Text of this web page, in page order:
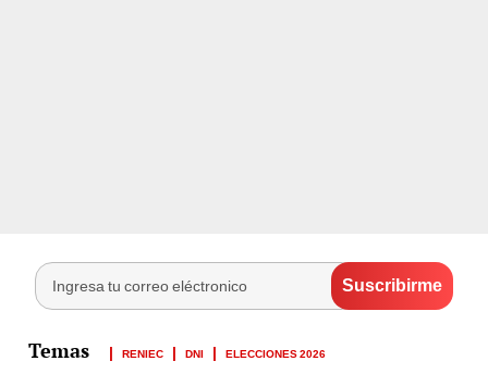
RENIEC DNI ELECCIONES 2026